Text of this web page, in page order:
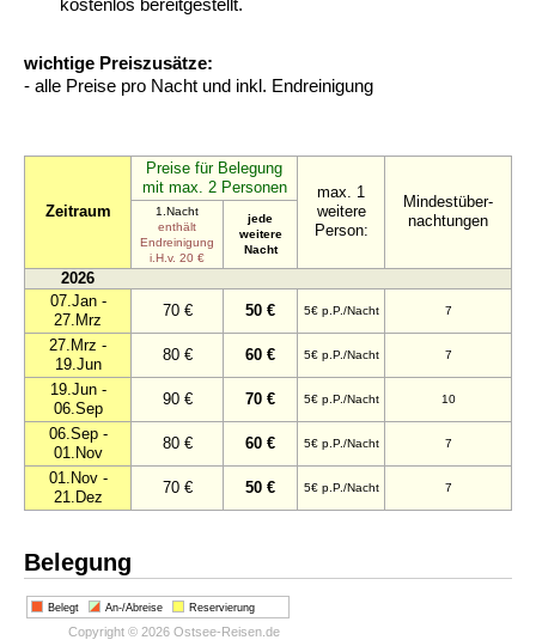
kostenlos bereitgestellt.
wichtige Preiszusätze:
- alle Preise pro Nacht und inkl. Endreinigung
Zeitraum
Preise für Belegung
mit max. 2 Personen
max. 1
weitere
Person:
Mindestüber-
nachtungen
1.Nacht
enthält
Endreinigung
i.H.v. 20 €
jede
weitere
Nacht
2026
07.Jan -
27.Mrz
70 € 50 € 5€ p.P./Nacht 7
27.Mrz -
19.Jun
80 € 60 € 5€ p.P./Nacht 7
19.Jun -
06.Sep
90 € 70 € 5€ p.P./Nacht 10
06.Sep -
01.Nov
80 € 60 € 5€ p.P./Nacht 7
01.Nov -
21.Dez
70 € 50 € 5€ p.P./Nacht 7
Belegung
Belegt An-/Abreise Reservierung
Copyright © 2026 Ostsee-Reisen.de